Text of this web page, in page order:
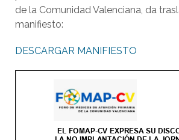
de la Comunidad Valenciana, da
manifiesto:
DESCARGAR MANIFIESTO